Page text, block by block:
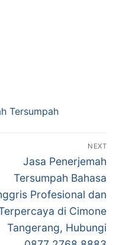
Tersumpah
NEXT
Next
post:
Jasa Penerjemah
Tersumpah Bahasa
Profesional dan
di Cimone
Tangerang, Hubungi